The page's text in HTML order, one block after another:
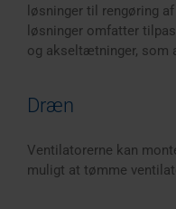
løsninger til rengøring
løsninger omfatter
og akseltætninger, som
Dræn
Ventilatorerne kan
muligt at tømme